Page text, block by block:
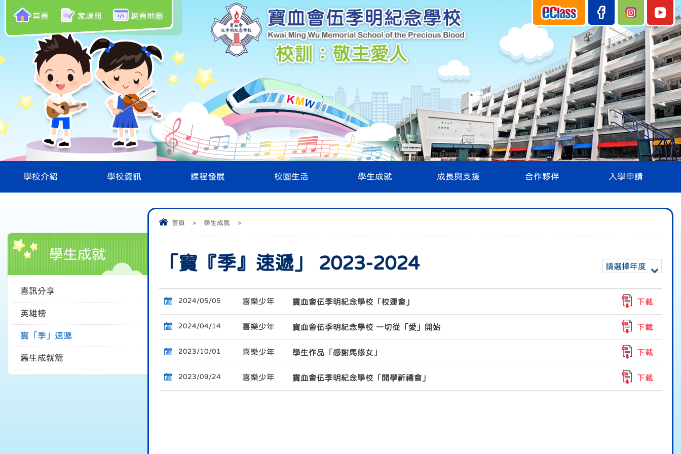
首頁 家課冊 網頁地圖
學校介紹 學校資訊 課程發展 校園生活 學生成就 成長與支援 合作夥伴 入學申請
首頁 > 學生成就 >
「寶『季』速遞」 2023-2024 請選擇年度
2024/05/05 喜樂少年 寶血會伍季明紀念學校「校運會」 下載
2024/04/14 喜樂少年 寶血會伍季明紀念學校 一切從「愛」開始 下載
2023/10/01 喜樂少年 學生作品「感謝馬修女」 下載
2023/09/24 喜樂少年 寶血會伍季明紀念學校「開學祈禱會」 下載
學生成就
喜訊分享
英雄榜
寶「季」速遞
舊生成就篇